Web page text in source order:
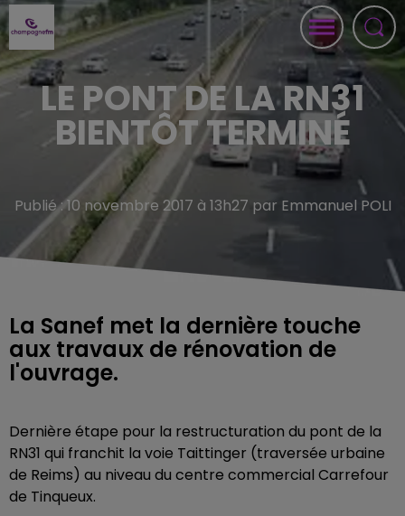
LE PONT DE LA RN31
BIENTÔT TERMINÉ
Publié : 10 novembre 2017 à 13h27 par Emmanuel POLI
La Sanef met la dernière touche
aux travaux de rénovation de
l'ouvrage.
Dernière étape pour la restructuration du pont de la
RN31 qui franchit la voie Taittinger (traversée urbaine
de Reims) au niveau du centre commercial Carrefour
de Tinqueux.